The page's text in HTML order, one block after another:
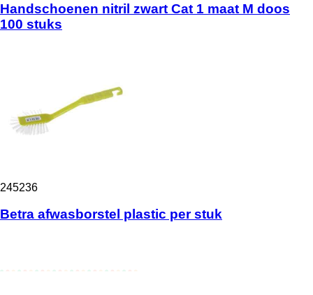
Handschoenen nitril zwart Cat 1 maat M doos
100 stuks
245236
Betra afwasborstel plastic per stuk